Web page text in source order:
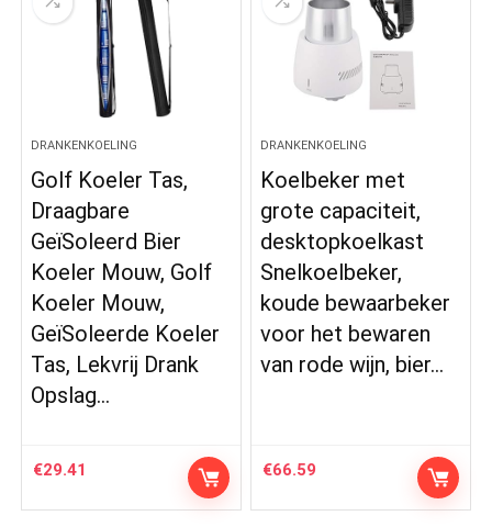
DRANKENKOELING
Golf Koeler Tas,
Draagbare
GeïSoleerd Bier
Koeler Mouw, Golf
Koeler Mouw,
GeïSoleerde Koeler
Tas, Lekvrij Drank
Opslag…
€29.41
DRANKENKOELING
Koelbeker met
grote capaciteit,
desktopkoelkast
Snelkoelbeker,
koude bewaarbeker
voor het bewaren
van rode wijn, bier…
€66.59